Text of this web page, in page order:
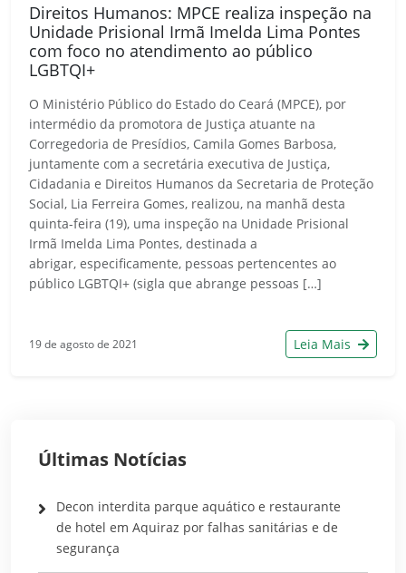
Direitos Humanos: MPCE realiza inspeção na
Unidade Prisional Irmã Imelda Lima Pontes
com foco no atendimento ao público
LGBTQI+
O Ministério Público do Estado do Ceará (MPCE), por
intermédio da promotora de Justiça atuante na
Corregedoria de Presídios, Camila Gomes Barbosa,
juntamente com a secretária executiva de Justiça,
Cidadania e Direitos Humanos da Secretaria de Proteção
Social, Lia Ferreira Gomes, realizou, na manhã desta
quinta-feira (19), uma inspeção na Unidade Prisional
Irmã Imelda Lima Pontes, destinada a
abrigar, especificamente, pessoas pertencentes ao
público LGBTQI+ (sigla que abrange pessoas […]
19 de agosto de 2021 Leia Mais
Últimas Notícias
Decon interdita parque aquático e restaurante
de hotel em Aquiraz por falhas sanitárias e de
segurança